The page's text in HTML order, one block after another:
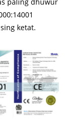
ketat.